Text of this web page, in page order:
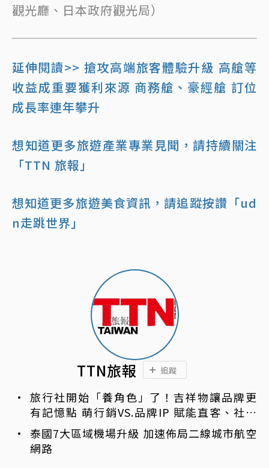
觀光廳、日本政府觀光局）
延伸閱讀>> 搶攻高端旅客體驗升級 高艙等
收益成重要獲利來源 商務艙、豪經艙 訂位
成長率連年攀升
想知道更多旅遊產業專業見聞，請持續關注
「TTN 旅報」
想知道更多旅遊美食資訊，請追蹤按讚「ud
n走跳世界」
TTN旅報 追蹤
旅行社開始「養角色」了！吉祥物讓品牌更
有記憶點 萌行銷VS.品牌IP 賦能直客、社群
與服務新動能
泰國7大區域機場升級 加速佈局二線城市航空
網路